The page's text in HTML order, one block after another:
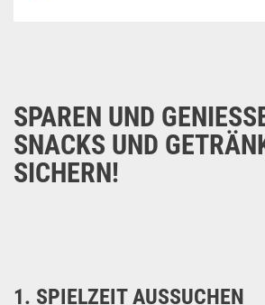
SPAREN UND
NACKS UND
ICHERN!
1. SPIELZEIT AUSSUCHEN